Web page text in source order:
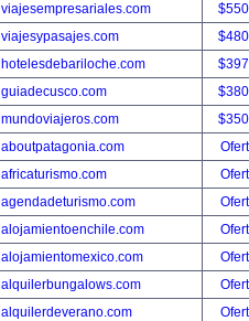
viajesempresariales.com
viajesypasajes.com
hotelesdebariloche.com
guiadecusco.com
mundoviajeros.com
aboutpatagonia.com
africaturismo.com
agendadeturismo.com
alojamientoenchile.com
alojamientomexico.com
alquilerbungalows.com
alquilerdeverano.com